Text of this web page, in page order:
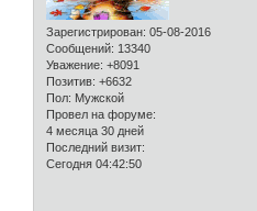
Зарегистрирован: 05-08-2016
Сообщений: 13340
Уважение: +8091
Позитив: +6632
Пол: Мужской
Провел на форуме:
4 месяца 30 дней
Последний визит:
Сегодня 04:42:50